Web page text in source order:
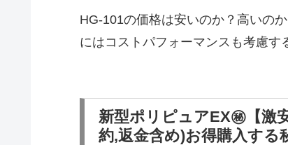
HG-101の価格は安いのか？高いの
にはコストパフォーマンスも考慮
新型ポリピュアEX㊙【激
約,返金含め)お得購入する